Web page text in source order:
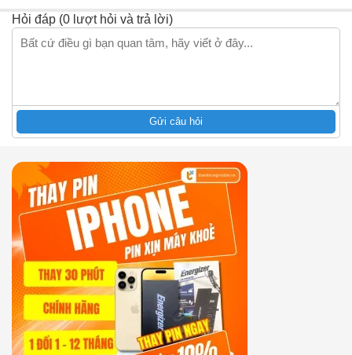
Hỏi đáp (0 lượt hỏi và trả lời)
Gửi câu hỏi